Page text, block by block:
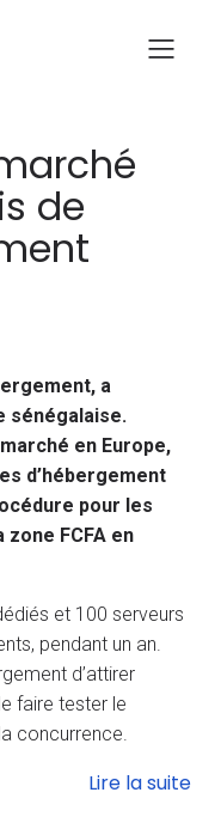
de
a
sénégalaise.
en Europe,
d’hébergement
pour les
FCFA en
et 100 serveurs
pendant un an.
d’attirer
faire tester le
concurrence.
Lire la suite